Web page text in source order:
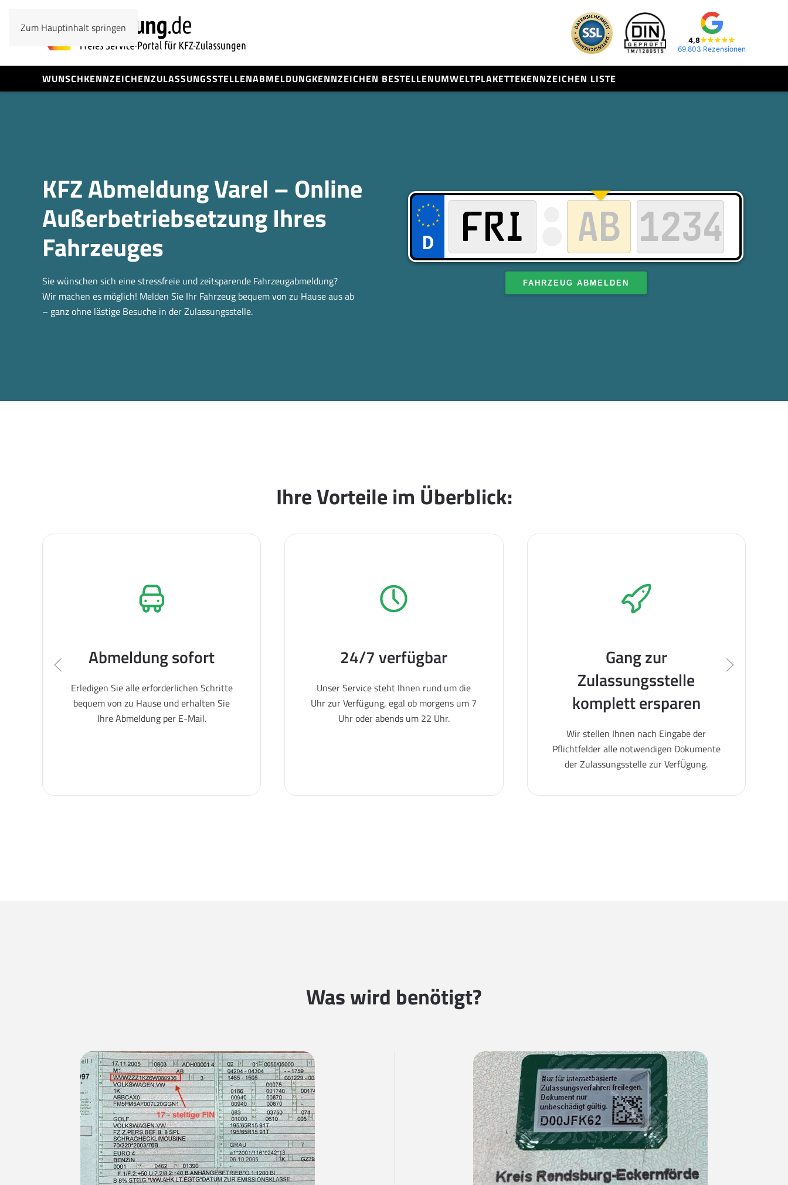
Zum Hauptinhalt springen
4,8
69.803 Rezensionen
WUNSCHKENNZEICHENZULASSUNGSSTELLENABMELDUNGKENNZEICHEN BESTELLENUMWELTPLAKETTEKENNZEICHEN LISTE
KFZ Abmeldung Varel – Online
Außerbetrieb­setzung Ihres
Fahrzeuges
Sie wünschen sich eine stressfreie und zeitsparende Fahrzeugabmeldung?
Wir machen es möglich! Melden Sie Ihr Fahrzeug bequem von zu Hause aus ab
– ganz ohne lästige Besuche in der Zulassungsstelle.
FAHRZEUG ABMELDEN
Ihre Vorteile im Überblick:
Abmeldung sofort
Erledigen Sie alle erforderlichen Schritte
bequem von zu Hause und erhalten Sie
Ihre Abmeldung per E-Mail.
24/7 verfügbar
Unser Service steht Ihnen rund um die
Uhr zur Verfügung, egal ob morgens um 7
Uhr oder abends um 22 Uhr.
Gang zur
Zulassungsstelle
komplett ersparen
Wir stellen Ihnen nach Eingabe der
Pflichtfelder alle notwendigen Dokumente
der Zulassungsstelle zur VerfÜgung.
Was wird benötigt?